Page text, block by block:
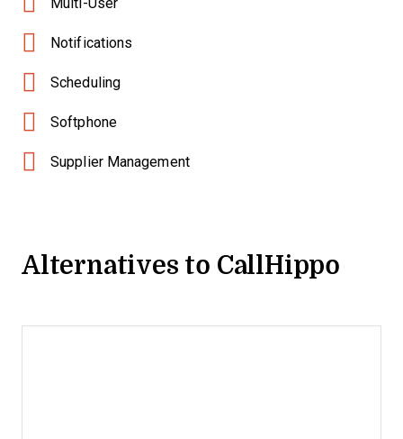
Notifications
Scheduling
Softphone
Supplier Management
Alternatives to CallHippo